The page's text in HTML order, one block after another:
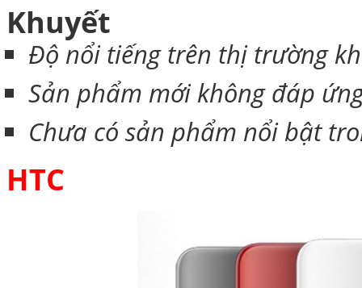
Khuyết
Độ nổi tiếng trên thị trường
Sản phẩm mới không đáp
Chưa có sản phẩm nổi bật
HTC